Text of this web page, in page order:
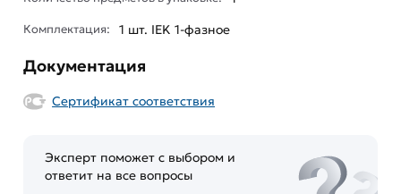
Комплектация: 1 шт. IEK 1-фазное
Документация
Сертификат соответствия
Эксперт поможет с выбором и
ответит на все вопросы